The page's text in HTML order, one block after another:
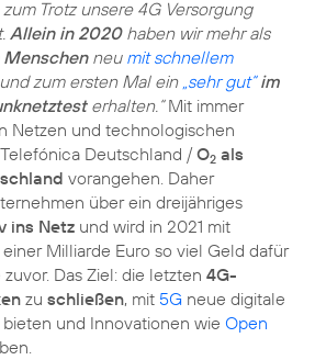
Trotz unsere 4G Versorgung
Allein in 2020haben wir mehr als
neu mit schnellem
zum ersten Mal ein „sehr gut“im
erhalten.“Mit immer
Netzen und technologischen
Deutschland /O2 als
vorangehen. Daher
über ein dreijähriges
ins Netz und wird in 2021 mit
Milliarde Euro so viel Geld dafür
Das Ziel: die letzten 4G-
zu schließen, mit 5G neue digitale
und Innovationen wie Open